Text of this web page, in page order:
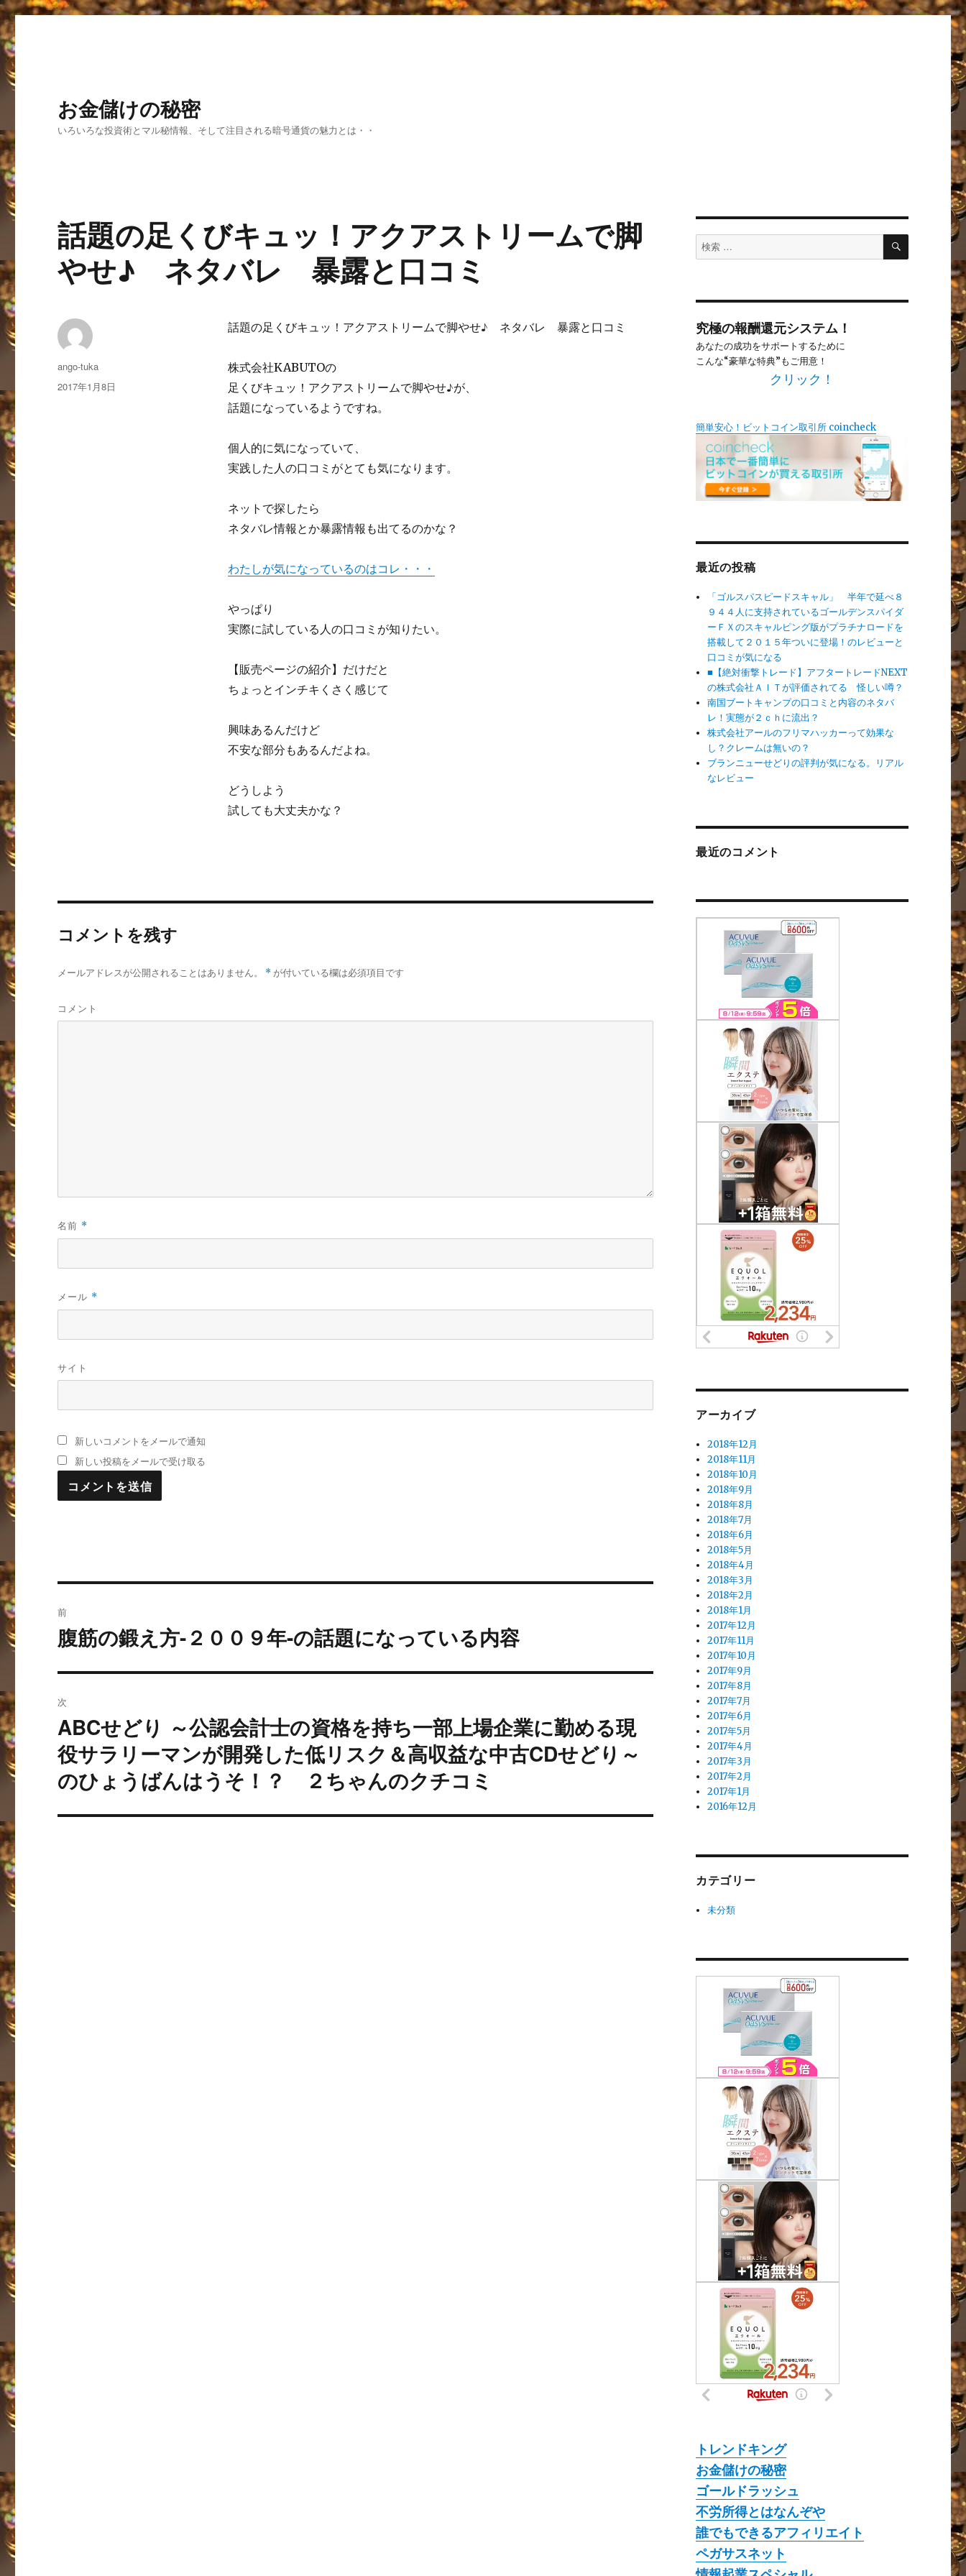
お金儲けの秘密
いろいろな投資術とマル秘情報、そして注目される暗号通貨の魅力とは・・
話題の足くびキュッ！アクアストリームで脚
やせ♪ ネタバレ 暴露と口コミ
話題の足くびキュッ！アクアストリームで脚やせ♪ ネタバレ 暴露と口コミ
株式会社KABUTOの
足くびキュッ！アクアストリームで脚やせ♪が、
話題になっているようですね。
個人的に気になっていて、
実践した人の口コミがとても気になります。
ネットで探したら
ネタバレ情報とか暴露情報も出てるのかな？
わたしが気になっているのはコレ・・・
やっぱり
実際に試している人の口コミが知りたい。
【販売ページの紹介】だけだと
ちょっとインチキくさく感じて
興味あるんだけど
不安な部分もあるんだよね。
どうしよう
試しても大丈夫かな？
投
稿
ango-tuka
投
2017年1月8日
コメントを残す
メールアドレスが公開されることはありません。 * が付いている欄は必須項目です
コメント
名前 *
メール *
サイト
新しいコメントをメールで通知
新しい投稿をメールで受け取る
稿
ゲ
ー
シ
ョ
前
過
去
の
投
腹筋の鍛え方-２００９年-の話題になっている内容
次
次
の
投
稿:
ABCせどり ～公認会計士の資格を持ち一部上場企業に勤める現
役サラリーマンが開発した低リスク＆高収益な中古CDせどり～
のひょうばんはうそ！？ ２ちゃんのクチコミ
検
索
検
究極の報酬還元システム！
あなたの成功をサポートするために
こんな“豪華な特典”もご用意！
クリック！
簡単安心！ビットコイン取引所 coincheck
最近の投稿
「ゴルスパスピードスキャル」 半年で延べ８
９４４人に支持されているゴールデンスパイダ
ーＦＸのスキャルピング版がプラチナロードを
搭載して２０１５年ついに登場！のレビューと
口コミが気になる
■【絶対衝撃トレード】アフタートレードNEXT
の株式会社ＡＩＴが評価されてる 怪しい噂？
南国ブートキャンプの口コミと内容のネタバ
レ！実態が２ｃｈに流出？
株式会社アールのフリマハッカーって効果な
し？クレームは無いの？
ブランニューせどりの評判が気になる。リアル
なレビュー
最近のコメント
アーカイブ
2018年12月
2018年11月
2018年10月
2018年9月
2018年8月
2018年7月
2018年6月
2018年5月
2018年4月
2018年3月
2018年2月
2018年1月
2017年12月
2017年11月
2017年10月
2017年9月
2017年8月
2017年7月
2017年6月
2017年5月
2017年4月
2017年3月
2017年2月
2017年1月
2016年12月
カテゴリー
未分類
トレンドキング
お金儲けの秘密
ゴールドラッシュ
不労所得とはなんぞや
誰でもできるアフィリエイト
ペガサスネット